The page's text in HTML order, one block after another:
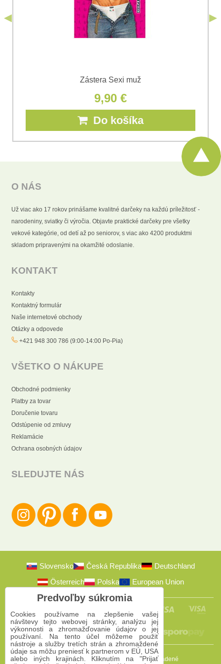
Zástera Sexi muž
9,90 €
Do košíka
O NÁS
Už viac ako 17 rokov prinášame kvalitné darčeky na každú príležitosť -
narodeniny, sviatky či výročia. Objavte praktické darčeky pre všetky
vekové kategórie, od detí až po seniorov, s viac ako 4200 produktmi
skladom pripravenými na okamžité odoslanie.
KONTAKT
Kontakty
Kontaktný formulár
Naše internetové obchody
Otázky a odpovede
+421 948 300 786 (9:00-14:00 Po-Pia)
VŠETKO O NÁKUPE
Obchodné podmienky
Platby za tovar
Doručenie tovaru
Odstúpenie od zmluvy
Reklamácie
Ochrana osobných údajov
SLEDUJTE NÁS
Slovensko Česká Republika
Deutschland
Österreich
Polska European Union
2009-2026 © Bomba s.r.o.Všetky práva vyhradené
Predvoľby súkromia
Cookies používame na zlepšenie vašej
návštevy tejto webovej stránky, analýzu jej
výkonnosti a zhromažďovanie údajov o jej
používaní. Na tento účel môžeme použiť
nástroje a služby tretích strán a zhromaždené
údaje sa môžu preniesť k partnerom v EÚ, USA
alebo iných krajinách. Kliknutím na "Prijať